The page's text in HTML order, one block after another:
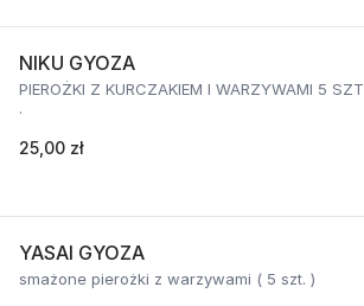
NIKU GYOZA
PIEROŻKI Z KURCZAKIEM I WARZYWAMI 5 SZT
.
25,00 zł
YASAI GYOZA
smażone pierożki z warzywami ( 5 szt. )